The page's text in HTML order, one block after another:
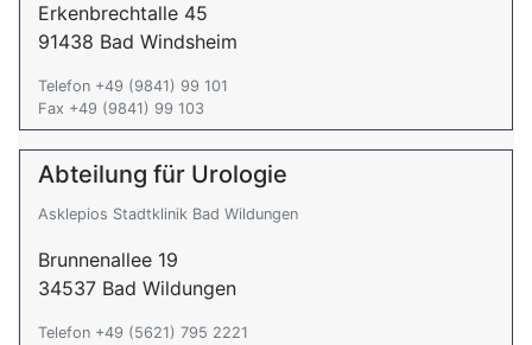
Erkenbrechtalle 45
91438 Bad Windsheim
Telefon +49 (9841) 99 101
Fax +49 (9841) 99 103
Abteilung für Urologie
Asklepios Stadtklinik Bad Wildungen
Brunnenallee 19
34537 Bad Wildungen
Telefon +49 (5621) 795 2221